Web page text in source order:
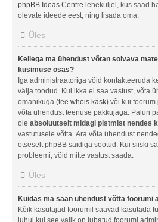
phpBB Ideas Centre leheküljel, kus saad
olevate ideede eest, ning lisada oma.
Üles
Kellega ma ühendust võtan solvava
küsimuse osas?
Iga administraatoriga võid kontakteeruda
välja toodud. Kui ikka ei saa vastust, võta
omanikuga (tee whois käsk) või kui
võta ühendust teenuse pakkujaga. Palun
ole absoluutselt midagi pistmist nendes
vastutusele võtta. Ära võta ühendust
otseselt phpBB saidiga seotud. Kui siiski
probleemi, võid mitte vastust saada.
Üles
Kuidas ma saan ühendust võtta foorumi
Kõik kasutajad foorumil saavad kasutada
juhul kui see valik on lubatud foorumi